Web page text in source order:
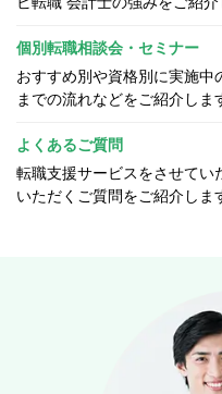
個別転職相談会・セミナー
おすすめ別や資格別に実施中
までの流れなどをご紹介しま
よくあるご質問
転職支援サービスをさせてい
いただくご質問をご紹介しま